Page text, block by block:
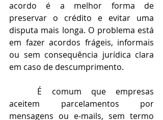
acordo é a melhor forma de
preservar o crédito e evitar uma
disputa mais longa. O problema está
em fazer acordos frágeis, informais
ou sem consequência jurídica clara
em caso de descumprimento.
aceitem parcelamentos por
mensagens ou e-mails, sem termo